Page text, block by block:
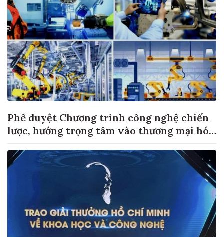
Phê duyệt Chương trình công nghệ chiến
lược, hướng trọng tâm vào thương mại hóa